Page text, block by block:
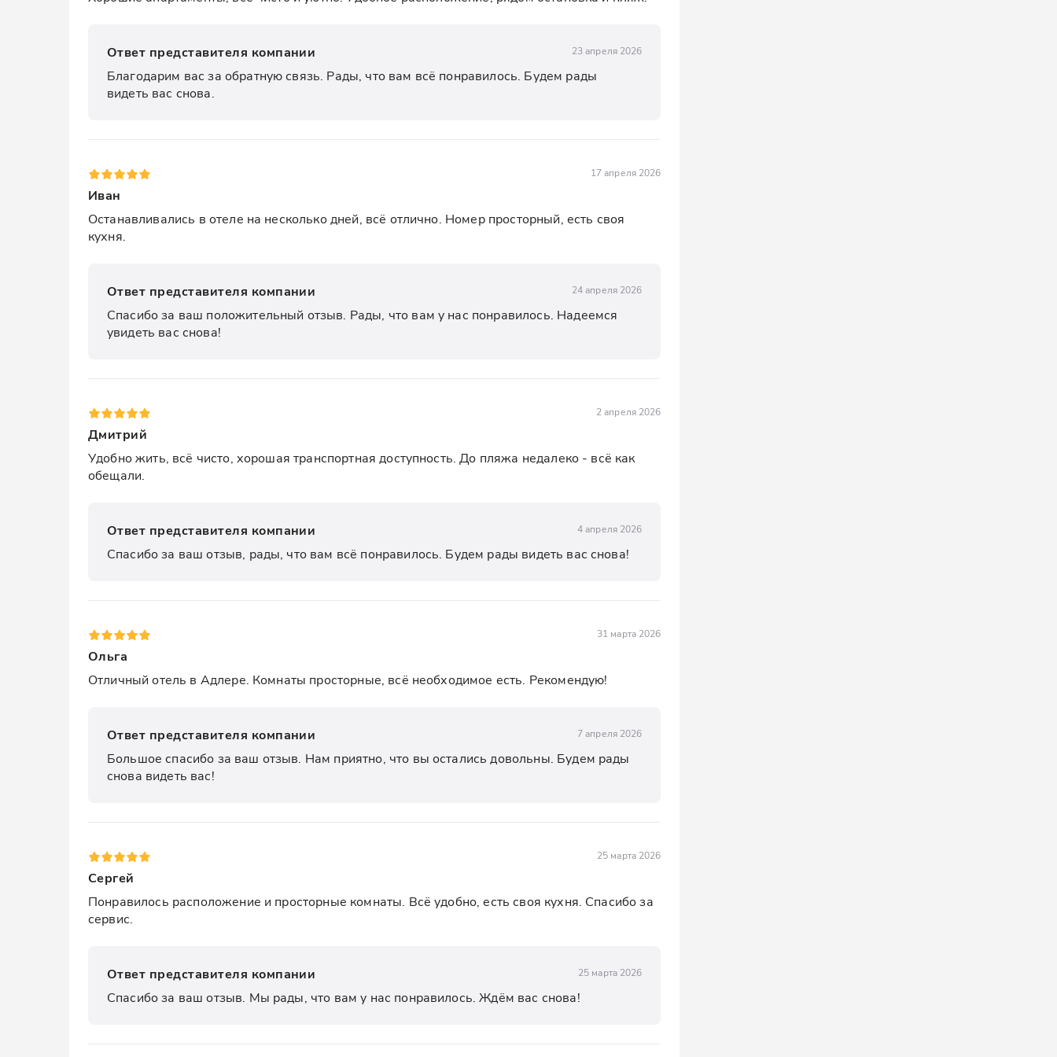
Ответ представителя компании 23 апреля 2026
Благодарим вас за обратную связь. Рады, что вам всё понравилось. Будем рады
видеть вас снова.
17 апреля 2026
Иван
Останавливались в отеле на несколько дней, всё отлично. Номер просторный, есть своя
кухня.
Ответ представителя компании 24 апреля 2026
Спасибо за ваш положительный отзыв. Рады, что вам у нас понравилось. Надеемся
увидеть вас снова!
2 апреля 2026
Дмитрий
Удобно жить, всё чисто, хорошая транспортная доступность. До пляжа недалеко - всё как
обещали.
Ответ представителя компании 4 апреля 2026
Спасибо за ваш отзыв, рады, что вам всё понравилось. Будем рады видеть вас снова!
31 марта 2026
Ольга
Отличный отель в Адлере. Комнаты просторные, всё необходимое есть. Рекомендую!
Ответ представителя компании 7 апреля 2026
Большое спасибо за ваш отзыв. Нам приятно, что вы остались довольны. Будем рады
снова видеть вас!
25 марта 2026
Сергей
Понравилось расположение и просторные комнаты. Всё удобно, есть своя кухня. Спасибо за
сервис.
Ответ представителя компании 25 марта 2026
Спасибо за ваш отзыв. Мы рады, что вам у нас понравилось. Ждём вас снова!